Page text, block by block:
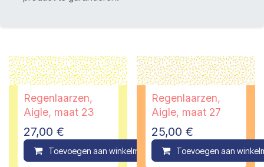
Regenlaarzen,
Aigle, maat 23
27,00 €
Toevoegen aan winkelmandje Compare
Regenlaarzen,
Aigle, maat 27
25,00 €
Toevoegen aan